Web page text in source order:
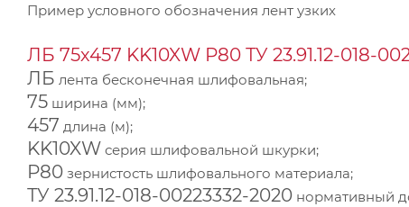
Пример условного обозначения лент узких
ЛБ 75х457 KK10XW Р80 ТУ 23.91.12-018-
ЛБ лента бесконечная шлифовальная;
75 ширина (мм);
457 длина (м);
KK10XW серия шлифовальной шкурки;
Р80 зернистость шлифовального материала;
ТУ 23.91.12-018-00223332-2020 нормативный